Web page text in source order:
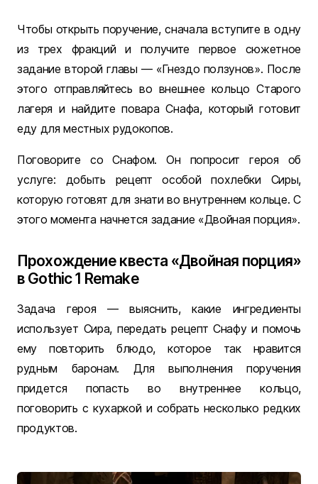
Чтобы открыть поручение, сначала вступите в одну
из трех фракций и получите первое сюжетное
задание второй главы — «Гнездо ползунов». После
этого отправляйтесь во внешнее кольцо Старого
лагеря и найдите повара Снафа, который готовит
еду для местных рудокопов.
Поговорите со Снафом. Он попросит героя об
услуге: добыть рецепт особой похлебки Сиры,
которую готовят для знати во внутреннем кольце. С
этого момента начнется задание «Двойная порция».
Прохождение квеста «Двойная порция»
в Gothic 1 Remake
Задача героя — выяснить, какие ингредиенты
использует Сира, передать рецепт Снафу и помочь
ему повторить блюдо, которое так нравится
рудным баронам. Для выполнения поручения
придется попасть во внутреннее кольцо,
поговорить с кухаркой и собрать несколько редких
продуктов.